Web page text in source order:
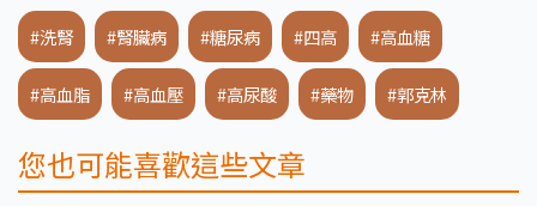
#洗腎 #腎臟病 #糖尿病 #四高 #高血糖
#高血脂 #高血壓 #高尿酸 #藥物 #郭克林
您也可能喜歡這些文章